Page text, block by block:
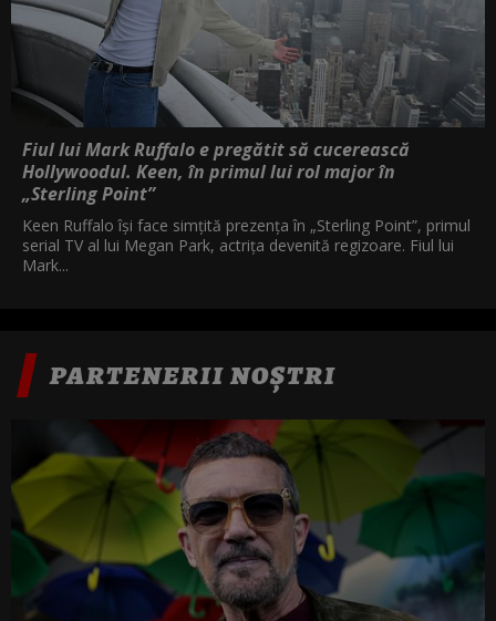
Fiul lui Mark Ruffalo e pregătit să cucerească
Hollywoodul. Keen, în primul lui rol major în
„Sterling Point”
Keen Ruffalo își face simțită prezența în „Sterling Point”, primul
serial TV al lui Megan Park, actrița devenită regizoare. Fiul lui
Mark...
PARTENERII NOȘTRI